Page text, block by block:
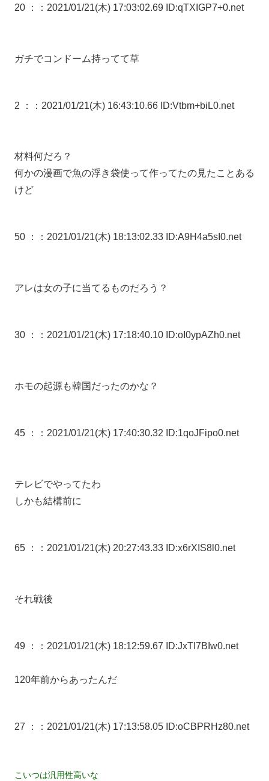
20 ： ：2021/01/21(木) 17:03:02.69 ID:qTXIGP7+0.net
ガチでコンドーム持ってて草
2 ： ：2021/01/21(木) 16:43:10.66 ID:Vtbm+biL0.net
材料何だろ？
何かの漫画で魚の浮き袋使って作ってたの見たことある
けど
50 ： ：2021/01/21(木) 18:13:02.33 ID:A9H4a5sI0.net
アレは女の子に当てるものだろう？
30 ： ：2021/01/21(木) 17:18:40.10 ID:oI0ypAZh0.net
ホモの起源も韓国だったのかな？
45 ： ：2021/01/21(木) 17:40:30.32 ID:1qoJFipo0.net
テレビでやってたわ
しかも結構前に
65 ： ：2021/01/21(木) 20:27:43.33 ID:x6rXIS8l0.net
それ戦後
49 ： ：2021/01/21(木) 18:12:59.67 ID:JxTI7BIw0.net
120年前からあったんだ
27 ： ：2021/01/21(木) 17:13:58.05 ID:oCBPRHz80.net
こいつは汎用性高いな